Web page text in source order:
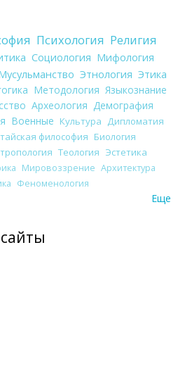
Психология Религия
Социология Мифология
Этнология Этика
Методология Языкознание
Археология Демография
Военные Культура
Дипломатия
философия Биология
Теология Эстетика
Мировоззрение Архитектура
Феноменология
Еще